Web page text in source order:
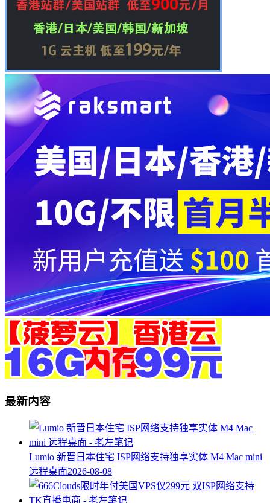
最新内容
Lumio 新晋日本住宅 ISP网络支持独享实体 M4 Mac mini
远程桌面2026-08-08